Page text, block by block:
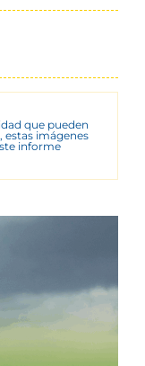
que pueden
estas imágenes
informe